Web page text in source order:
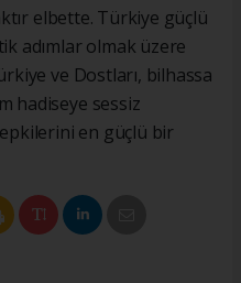
elbette. Türkiye güçlü
adımlar olmak üzere
ve Dostları, bilhassa
hadiseye sessiz
en güçlü bir